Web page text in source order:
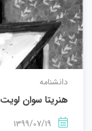
دانشنامه
هنریتا سوان لویت
1399/07/19